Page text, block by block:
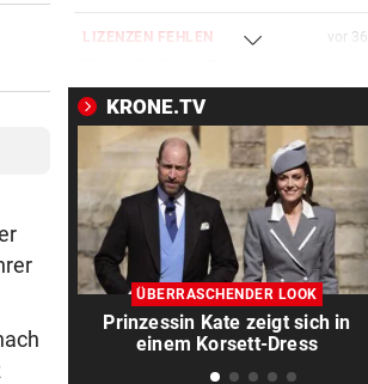
LIZENZEN FEHLEN vor
der Warteschleife
VERANSTALTER GESCHOCKT vor 36
Festival wurde nach
Bombendrohung geräumt
WUSSTEN SIE DAS? vor
Schräge Mitführpflicht auch
einem Nachbarland!
KRONE.TV
ÜBERRASCHENDER LOOK
Prinzessin Kate zeigt sich in
einem Korsett-Dress